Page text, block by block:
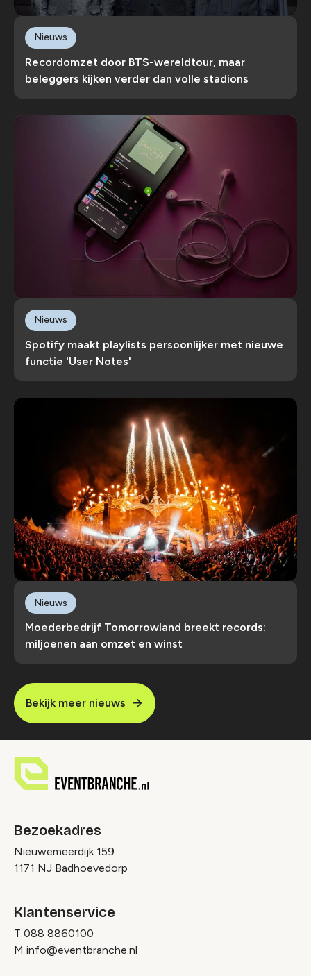
Recordomzet door BTS-wereldtour, maar
beleggers kijken verder dan volle stadions
Nieuws
Spotify maakt playlists persoonlijker met nieuwe
functie 'User Notes'
Nieuws
Moederbedrijf Tomorrowland breekt records:
miljoenen aan omzet en winst
Nieuws
Bekijk meer nieuws
Bezoekadres
Nieuwemeerdijk 159
1171 NJ Badhoevedorp
Klantenservice
T 088 8860100
M info@eventbranche.nl